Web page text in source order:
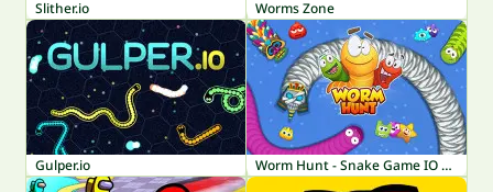
Slither.io Worms Zone
Gulper.io Worm Hunt - Snake Game IO Zone